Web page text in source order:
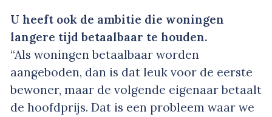
U heeft ook de ambitie die woningen
langere tijd betaalbaar te houden.
“Als woningen betaalbaar worden
aangeboden, dan is dat leuk voor de eerste
bewoner, maar de volgende eigenaar betaalt
de hoofdprijs. Dat is een probleem waar we